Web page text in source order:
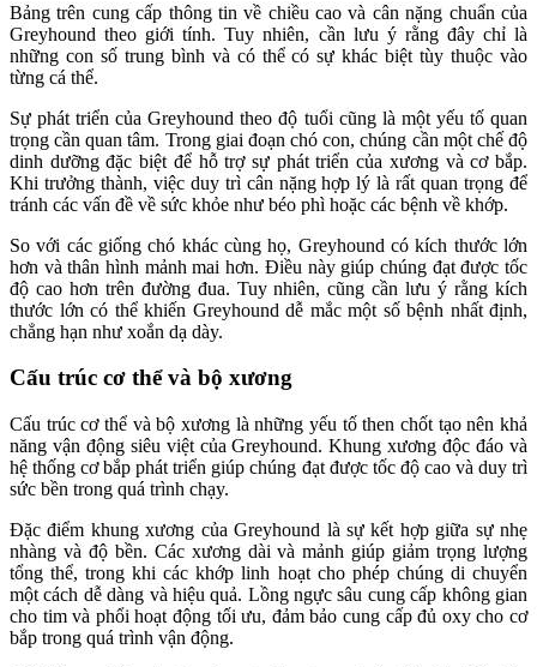
Bảng trên cung cấp thông tin về chiều cao và cân nặng chuẩn của
Greyhound theo giới tính. Tuy nhiên, cần lưu ý rằng đây chỉ là
những con số trung bình và có thể có sự khác biệt tùy thuộc vào
từng cá thể.
Sự phát triển của Greyhound theo độ tuổi cũng là một yếu tố quan
trọng cần quan tâm. Trong giai đoạn chó con, chúng cần một chế độ
dinh dưỡng đặc biệt để hỗ trợ sự phát triển của xương và cơ bắp.
Khi trưởng thành, việc duy trì cân nặng hợp lý là rất quan trọng để
tránh các vấn đề về sức khỏe như béo phì hoặc các bệnh về khớp.
So với các giống chó khác cùng họ, Greyhound có kích thước lớn
hơn và thân hình mảnh mai hơn. Điều này giúp chúng đạt được tốc
độ cao hơn trên đường đua. Tuy nhiên, cũng cần lưu ý rằng kích
thước lớn có thể khiến Greyhound dễ mắc một số bệnh nhất định,
chẳng hạn như xoắn dạ dày.
Cấu trúc cơ thể và bộ xương
Cấu trúc cơ thể và bộ xương là những yếu tố then chốt tạo nên khả
năng vận động siêu việt của Greyhound. Khung xương độc đáo và
hệ thống cơ bắp phát triển giúp chúng đạt được tốc độ cao và duy trì
sức bền trong quá trình chạy.
Đặc điểm khung xương của Greyhound là sự kết hợp giữa sự nhẹ
nhàng và độ bền. Các xương dài và mảnh giúp giảm trọng lượng
tổng thể, trong khi các khớp linh hoạt cho phép chúng di chuyển
một cách dễ dàng và hiệu quả. Lồng ngực sâu cung cấp không gian
cho tim và phổi hoạt động tối ưu, đảm bảo cung cấp đủ oxy cho cơ
bắp trong quá trình vận động.